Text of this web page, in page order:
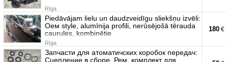
Rīga
Piedāvājam lielu un daudzveidīgu sliekšņu izvēli:
Оем style, alumīnija profili, nerūsējošā tērauda
caurules, kombinētie
Rīga
180 €
Запчасти для атоматичских коробок передач:
Сцепление в сборе. Рем. комплект для